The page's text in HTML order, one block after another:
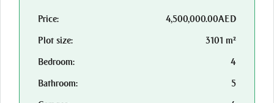
Price:
4,500,000.00AED
Plot size:
3101 m²
Bedroom:
4
Bathroom:
5